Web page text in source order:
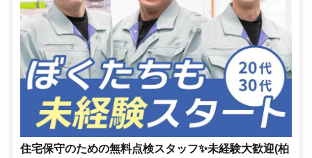
住宅保守のための無料点検スタッフ✨未経験大歓迎(柏